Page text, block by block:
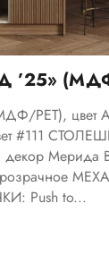
’25»
PET), цвет
#111
декор
Push to...